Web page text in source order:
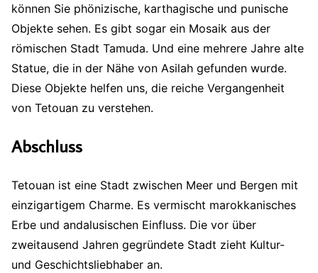
können Sie phönizische, karthagische und punische
Objekte sehen. Es gibt sogar ein Mosaik aus der
römischen Stadt Tamuda. Und eine mehrere Jahre alte
Statue, die in der Nähe von Asilah gefunden wurde.
Diese Objekte helfen uns, die reiche Vergangenheit
von Tetouan zu verstehen.
Abschluss
Tetouan ist eine Stadt zwischen Meer und Bergen mit
einzigartigem Charme. Es vermischt marokkanisches
Erbe und andalusischen Einfluss. Die vor über
zweitausend Jahren gegründete Stadt zieht Kultur-
und Geschichtsliebhaber an.